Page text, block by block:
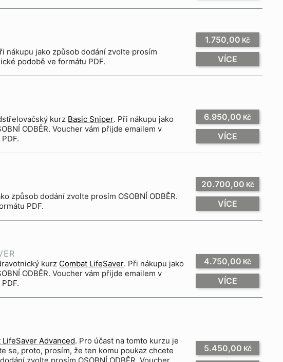
podobě ve formátu PDF.
1.750,00 Kč
VÍCE
kurz Basic Sniper. Při nákupu jako
ODBĚR. Voucher vám přijde emailem v
6.950,00 Kč
VÍCE
způsob dodání zvolte prosím OSOBNÍ ODBĚR.
PDF.
20.700,00 Kč
VÍCE
kurz Combat LifeSaver. Při nákupu jako
ODBĚR. Voucher vám přijde emailem v
4.750,00 Kč
VÍCE
LifeSaver Advanced. Pro účast na tomto kurzu je
se, proto, prosím, že ten komu poukaz chcete
5.450,00 Kč